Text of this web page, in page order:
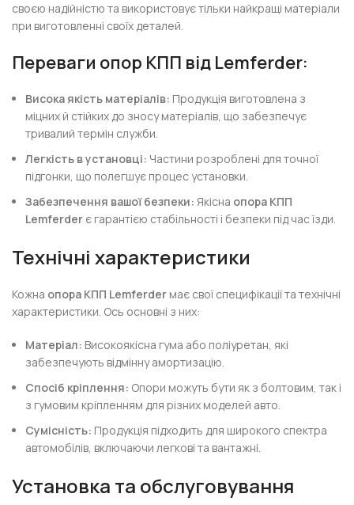
своєю надійністю та використовує тільки найкращі матеріали
при виготовленні своїх деталей.
Переваги опор КПП від Lemferder:
Висока якість матеріалів: Продукція виготовлена з
міцних й стійких до зносу матеріалів, що забезпечує
тривалий термін служби.
Легкість в установці: Частини розроблені для точної
підгонки, що полегшує процес установки.
Забезпечення вашої безпеки: Якісна опора КПП
Lemferder є гарантією стабільності і безпеки під час їзди.
Технічні характеристики
Кожна опора КПП Lemferder має свої специфікації та технічні
характеристики. Ось основні з них:
Матеріал: Високоякісна гума або поліуретан, які
забезпечують відмінну амортизацію.
Спосіб кріплення: Опори можуть бути як з болтовим, так і
з гумовим кріпленням для різних моделей авто.
Сумісність: Продукція підходить для широкого спектра
автомобілів, включаючи легкові та вантажні.
Установка та обслуговування